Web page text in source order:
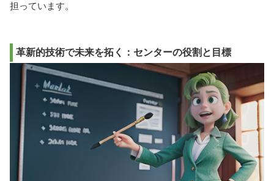
担っています。
革新的技術で未来を拓く：センターの役割と目標